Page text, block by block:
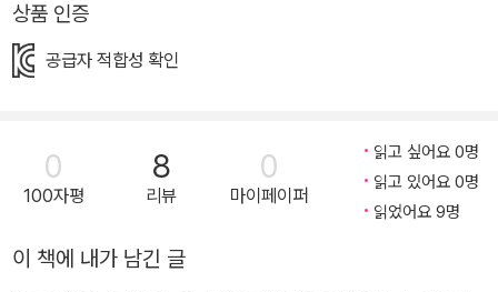
서 누가 제일 예쁘니?” 케이크 여왕의 생일날이 되자, 이웃 나라
사절단과 신하들은 서둘러 궁궐로 모여듭니다. 생일잔치에 조금
다. 모두 여왕의 생일 선물이지요. 케이크 여왕은 선물이 꽤 마음
에 드는지 흐뭇한 웃음을 지어 보입니다. 그제야 궁궐에 모인 신
하들도 안도의 한숨을 내쉬지요. 생일잔치가 순조롭게 이어지던
그때, 손님들이 웅성거리기 시작합니다. “우아, 정말 곱다!” “세
상품 인증
공급자 적합성 확인
0
100자평
8
리뷰
0
마이페이퍼
읽고 싶어요 0명
읽고 있어요 0명
읽었어요 9명
이 책에 내가 남긴 글